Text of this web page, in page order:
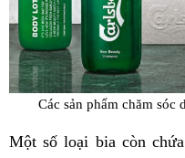
Các sản phẩm chăm sóc
Một số loại bia còn